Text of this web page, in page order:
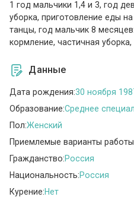
1 год мальчики 1,4 и 3, год
уборка, приготовление еды
танцы, год мальчик 8
кормление, частичная
Данные
Дата рождения:30 ноября
Образование:Среднее
Пол:Женский
Приемлемые варианты
Гражданство:Россия
Национальность:Россия
Курение:Нет